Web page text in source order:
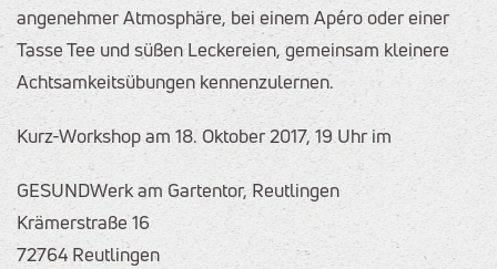
angenehmer Atmosphäre, bei einem Apéro oder einer
Tasse Tee und süßen Leckereien, gemeinsam kleinere
Achtsamkeitsübungen kennenzulernen.
Kurz-Workshop am 18. Oktober 2017, 19 Uhr im
GESUNDWerk am Gartentor, Reutlingen
Krämerstraße 16
72764 Reutlingen